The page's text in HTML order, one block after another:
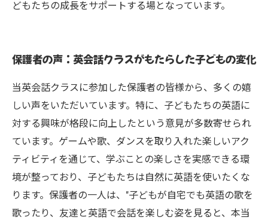
どもたちの成長をサポートする場となっています。
保護者の声：英会話クラスがもたらした子どもの変化
当英会話クラスに参加した保護者の皆様から、多くの嬉
しい声をいただいています。特に、子どもたちの英語に
対する興味が格段に向上したという意見が多数寄せられ
ています。ゲームや歌、ダンスを取り入れた楽しいアク
ティビティを通じて、学ぶことの楽しさを実感できる環
境が整っており、子どもたちは自然に英語を使いたくな
ります。保護者の一人は、"子どもが自宅でも英語の歌を
歌ったり、友達と英語で会話を楽しむ姿を見ると、本当